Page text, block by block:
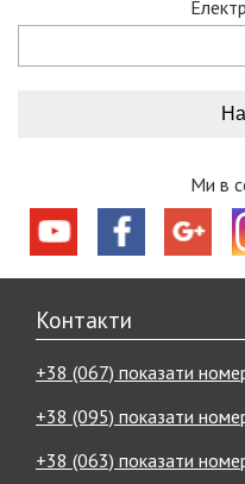
Ми в
Контакти
+38 (067) показати
+38 (095) показати
+38 (063) показати